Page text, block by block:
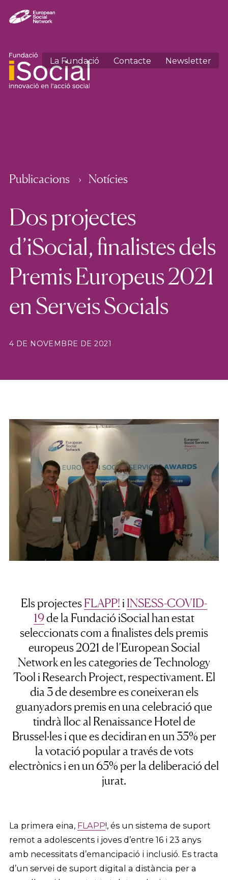
La Fundació Contacte Newsletter
Publicacions Notícies
Dos projectes
d’iSocial, finalistes dels
Premis Europeus 2021
en Serveis Socials
4 DE NOVEMBRE DE 2021
Els projectesFLAPP! i INSESS-COVID-
19de la Fundació iSocial han estat
seleccionats com a finalistes dels premis
europeus 2021 de l’European Social
Network en les categories de Technology
Tool i Research Project, respectivament. El
dia 3 de desembre es coneixeran els
guanyadors premis en una celebració que
tindrà lloc al Renaissance Hotel de
Brussel·les i que es decidiran en un 35% per
la votació popular a través de vots
electrònics i en un 65% per la deliberació del
jurat.
La primera eina, FLAPP!, és un sistema de suport
remot a adolescents i joves d’entre 16 i 23 anys
amb necessitats d’emancipació i inclusió. Es tracta
d’un servei de suport digital a distància per a